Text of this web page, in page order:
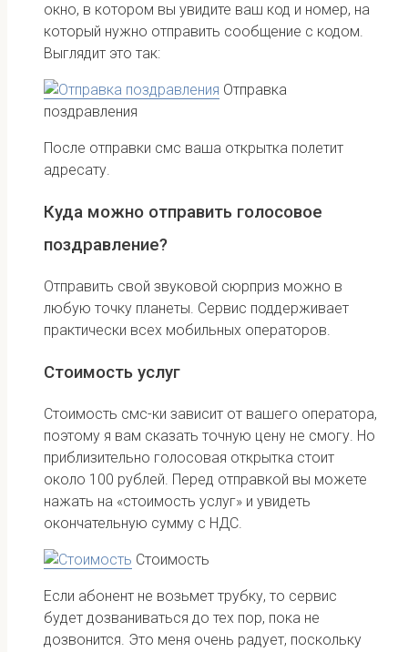
окно, в котором вы увидите ваш код и номер, на
который нужно отправить сообщение с кодом.
Выглядит это так:
Отправка
поздравления
После отправки смс ваша открытка полетит
адресату.
Куда можно отправить голосовое
поздравление?
Отправить свой звуковой сюрприз можно в
любую точку планеты. Сервис поддерживает
практически всех мобильных операторов.
Стоимость услуг
Стоимость смс-ки зависит от вашего оператора,
поэтому я вам сказать точную цену не смогу. Но
приблизительно голосовая открытка стоит
около 100 рублей. Перед отправкой вы можете
нажать на «стоимость услуг» и увидеть
окончательную сумму с НДС.
Стоимость
Если абонент не возьмет трубку, то сервис
будет дозваниваться до тех пор, пока не
дозвонится. Это меня очень радует, поскольку